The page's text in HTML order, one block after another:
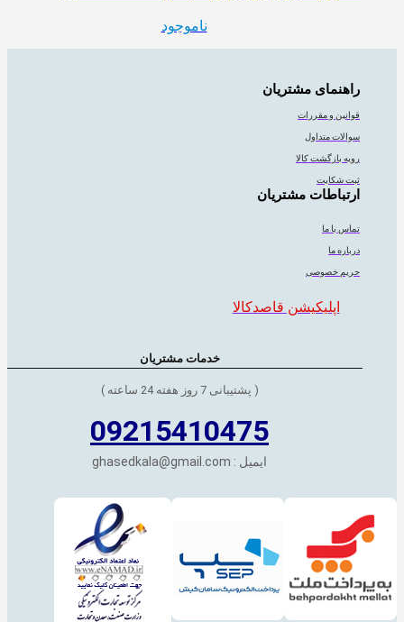
ناموجود
راهنمای مشتریان
قوانین و مقررات
سوالات متداول
رویه بازگشت کالا
ثبت شکایت
ارتباطات مشتریان
تماس با ما
درباره ما
حریم خصوصی
اپلیکیشن قاصدکالا
خدمات مشتریان
( پشتیبانی 7 روز هفته 24 ساعته )
09215410475
ایمیل : ghasedkala@gmail.com